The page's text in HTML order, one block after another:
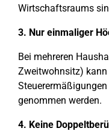
Wirtschaftsraums
3. Nur einmaliger
Bei mehreren
Zweitwohnsitz)
genommen werden.
4. Keine